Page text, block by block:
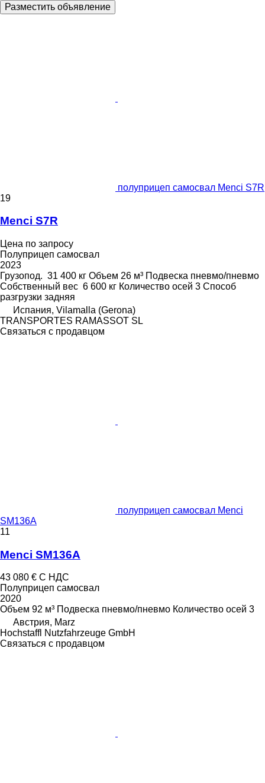
Разместить объявление
полуприцеп самосвал Menci S7R
19
Menci S7R
Цена по запросу
Полуприцеп самосвал
2023
Грузопод. 31 400 кг Объем 26 м³ Подвеска пневмо/пневмо
Собственный вес 6 600 кг Количество осей 3 Способ
разгрузки задняя
Испания, Vilamalla (Gerona)
TRANSPORTES RAMASSOT SL
Связаться с продавцом
полуприцеп самосвал Menci
SM136A
11
Menci SM136A
43 080 € С НДС
Полуприцеп самосвал
2020
Объем 92 м³ Подвеска пневмо/пневмо Количество осей 3
Австрия, Marz
Hochstaffl Nutzfahrzeuge GmbH
Связаться с продавцом